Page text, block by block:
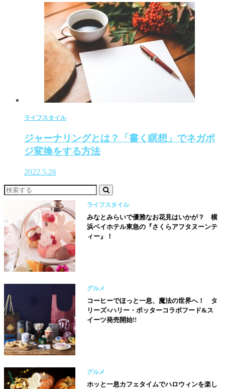
ライフスタイル
ジャーナリングとは？「書く瞑想」でネガポ
ジ変換をする方法
2022.5.26
ライフスタイル
みなとみらいで優雅なお花見はいかが？ 横
浜ベイホテル東急の『さくらアフタヌーンテ
ィー』！
グルメ
コーヒーでほっと一息、魔法の世界へ！ タ
リーズ×ハリー・ポッターコラボフード&ス
イーツ発売開始!!
グルメ
ホッと一息カフェタイムでハロウィンを楽し